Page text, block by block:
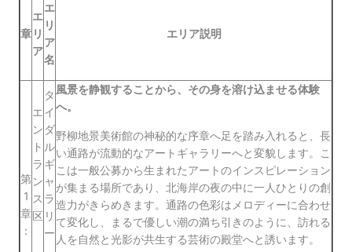
章
エ
リ
ア
エ
リ
ア
名
エリア説明
第
1
章
：
エ
ン
ト
ラ
ン
ス
区
タ
イ
ダ
ル
ギ
ャ
ラ
リ
ー
風景を静観することから、その身を溶け込ませる体験
へ。
野柳地景美術館の神秘的な序章へ足を踏み入れると、長
い通路が流動的なアートギャラリーへと変貌します。こ
こは一般公募から生まれたアートのインスピレーション
が集まる場所であり、北海岸の夜の中に一人ひとりの創
造力がきらめきます。通路の色彩はメロディーに合わせ
て変化し、まるで優しい潮の満ち引きのように、訪れる
人を自然と光影が共生する芸術の殿堂へと誘います。